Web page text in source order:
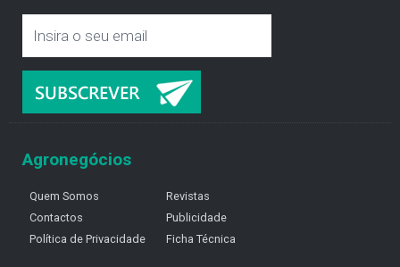
Agronegócios
Quem Somos
Contactos
Política de Privacidade
Revistas
Publicidade
Ficha Técnica